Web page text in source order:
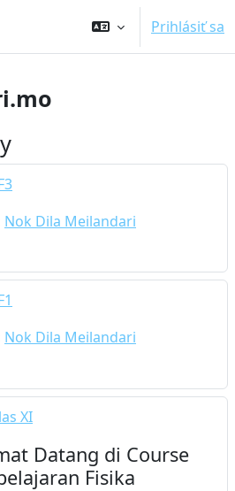
Prihlásiť sa
Nok Dila Meilandari
Nok Dila Meilandari
XI
Datang di Course
Fisika